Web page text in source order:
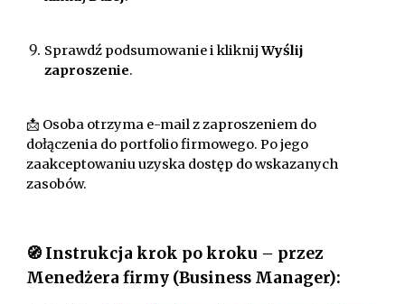
Sprawdź podsumowanie i kliknijWyślij
zaproszenie.
📩 Osoba otrzyma e-mail z zaproszeniem do
dołączenia do portfolio firmowego. Po jego
zaakceptowaniu uzyska dostęp do wskazanych
zasobów.
🧭 Instrukcja krok po kroku – przez
Menedżera firmy (Business Manager):